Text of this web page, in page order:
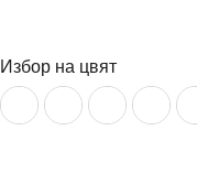
Избор на цвят